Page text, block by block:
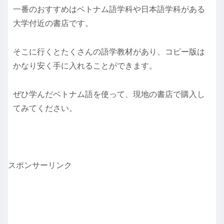
一番のおすすめはベトナム語学科や日本語学科がある
大学付近の書店です。
そこに行くとたくさんの語学教材があり、コピー版は
かなり安く手に入れることができます。
ぜひ学んだベトナム語を使って、現地の書店で購入し
てみてください。
スポンサーリンク